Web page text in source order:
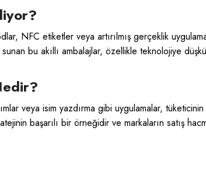
NFC etiketler veya artırılmış gerçeklik
bu akıllı ambalajlar, özellikle teknolojiye
veya isim yazdırma gibi uygulamalar,
başarılı bir örneğidir ve markaların satış